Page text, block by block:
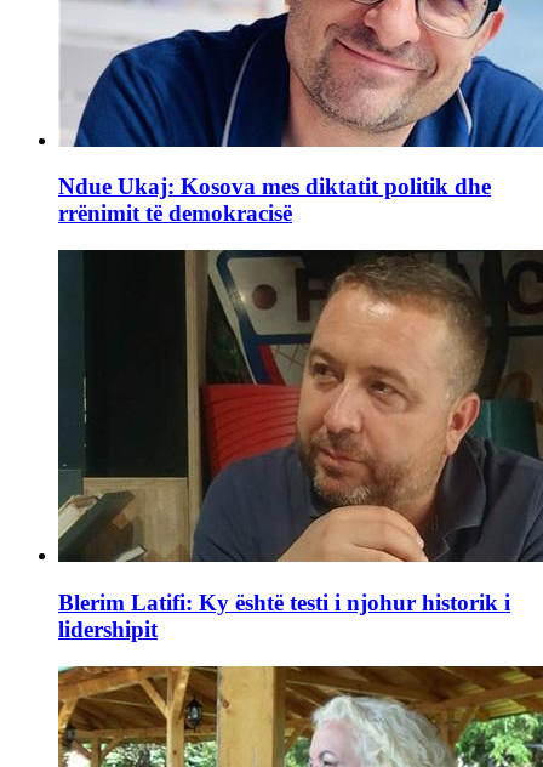
Ndue Ukaj: Kosova mes diktatit politik dhe
rrënimit të demokracisë
Blerim Latifi: Ky është testi i njohur historik i
lidershipit